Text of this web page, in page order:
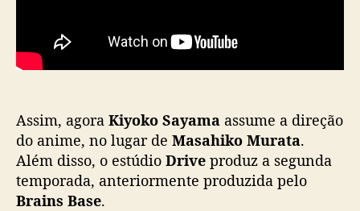
s
e
m
u
d
Assim, agora Kiyoko Sayama assume a direção
do anime, no lugar de Masahiko Murata.
Além disso, o estúdio Drive produz a segunda
temporada, anteriormente produzida pelo
Brains Base.